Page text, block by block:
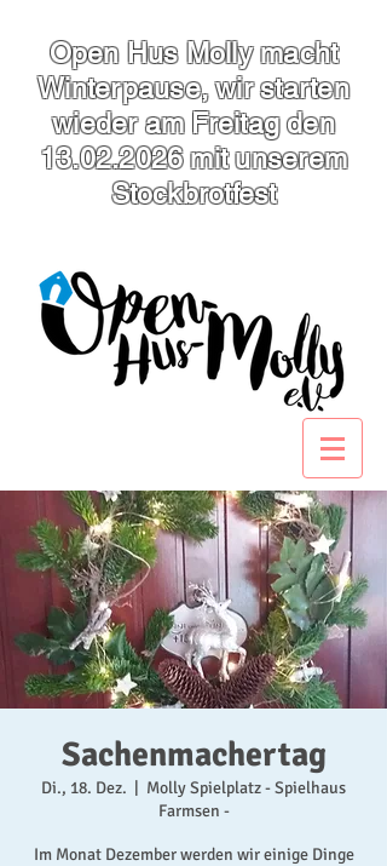
Open Hus Molly macht
Winterpause, wir starten
wieder am Freitag den
13.02.2026mit unserem
Stockbrotfest
Sachenmachertag
Di., 18. Dez.
Molly Spielplatz - Spielhaus
Farmsen -
Im Monat Dezember werden wir einige Dinge